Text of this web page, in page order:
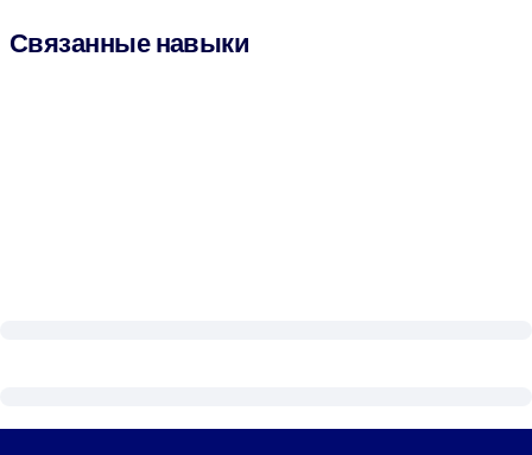
Связанные навыки